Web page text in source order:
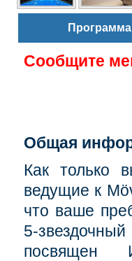
Сообщите
Общая
Как только
ведущие к
что ваше
5-
посвящен